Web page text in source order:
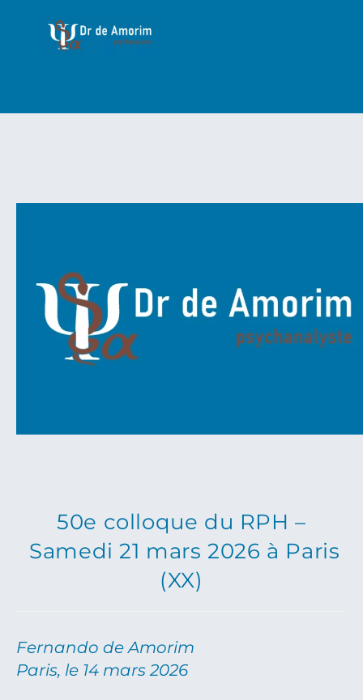
50e colloque du RPH –
Samedi 21 mars 2026 à Paris
(XX)
Fernando de Amorim
Paris, le 14 mars 2026